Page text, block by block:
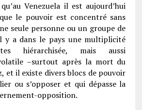
Venezuela il est aujourd’hui
le pouvoir est concentré sans
seule personne ou un groupe de
y a dans le pays une multiplicité
hiérarchisée, mais aussi
–surtout après la mort du
et il existe divers blocs de pouvoir
ou s’opposer et qui dépasse la
opposition.